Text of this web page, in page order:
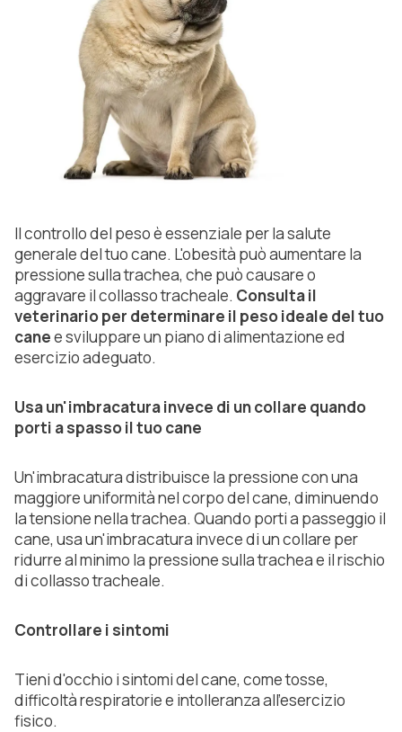
Il controllo del peso è essenziale per la salute
generale del tuo cane. L'obesità può aumentare la
pressione sulla trachea, che può causare o
aggravare il collasso tracheale. Consulta il
veterinario per determinare il peso ideale del tuo
canee sviluppare un piano di alimentazione ed
esercizio adeguato.
Usa un'imbracatura invece di un collare quando
porti a spasso il tuo cane
Un'imbracatura distribuisce la pressione con una
maggiore uniformità nel corpo del cane, diminuendo
la tensione nella trachea. Quando porti a passeggio il
cane, usa un'imbracatura invece di un collare per
ridurre al minimo la pressione sulla trachea e il rischio
di collasso tracheale.
Controllare i sintomi
Tieni d'occhio i sintomi del cane, come tosse,
difficoltà respiratorie e intolleranza all'esercizio
fisico.